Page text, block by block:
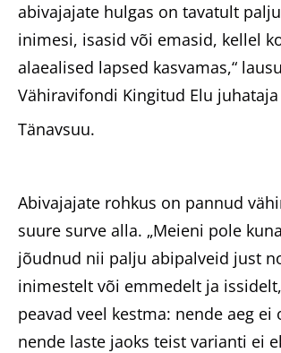
abivajajate hulgas on tavatult
inimesi, isasid või emasid, kellel
alaealised lapsed kasvamas,“
Vähiravifondi Kingitud Elu
Tänavsuu.
Abivajajate rohkus on pannud
suure surve alla. „Meieni pole
jõudnud nii palju abipalveid just
inimestelt või emmedelt ja
peavad veel kestma: nende aeg ei
nende laste jaoks teist varianti ei